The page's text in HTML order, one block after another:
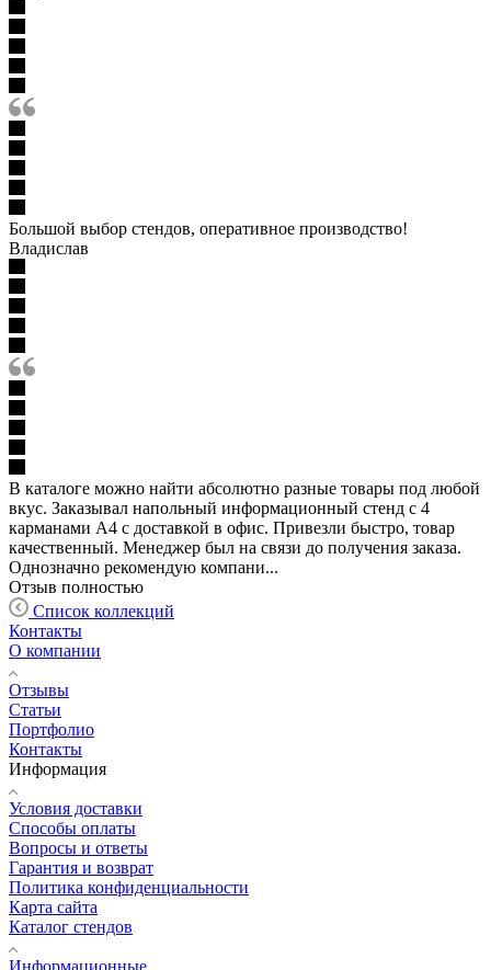
Большой выбор стендов, оперативное производство!
Владислав
В каталоге можно найти абсолютно разные товары под любой
вкус. Заказывал напольный информационный стенд с 4
карманами А4 с доставкой в офис. Привезли быстро, товар
качественный. Менеджер был на связи до получения заказа.
Однозначно рекомендую компани...
Отзыв полностью
Список коллекций
Контакты
О компании
Отзывы
Статьи
Портфолио
Контакты
Информация
Условия доставки
Способы оплаты
Вопросы и ответы
Гарантия и возврат
Политика конфиденциальности
Карта сайта
Каталог стендов